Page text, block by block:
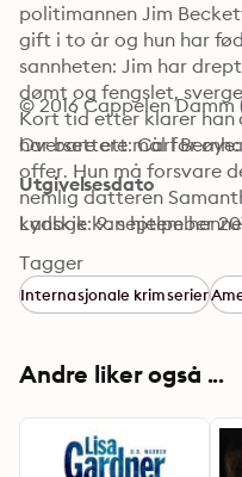
politimannen Jim
gift i to år og hun har
sannheten: Jim har
dømt og fengslet,
Kort tid etter klarer han
har bare ett mål for øye:
offer. Hun må forsvare
nemlig datteren
kanskje kan hjelpe henne
© 2016 Cappelen Damm
Oversettere: Carl
Utgivelsesdato
Lydbok: 9. september
Tagger
Internasjonale krimserier
Andre liker også ...